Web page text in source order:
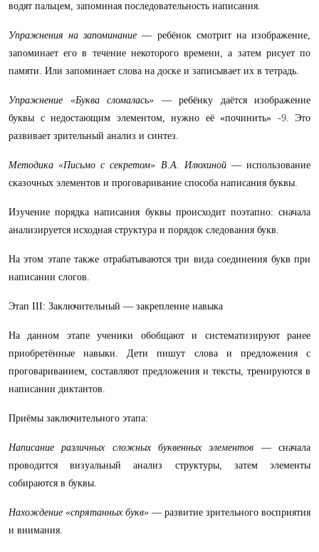
водят пальцем, запоминая последовательность написания.
Упражнения на запоминание — ребёнок смотрит на изображение,
запоминает его в течение некоторого времени, а затем рисует по
памяти. Или запоминает слова на доске и записывает их в тетрадь.
Упражнение «Буква сломалась» — ребёнку даётся изображение
буквы с недостающим элементом, нужно её «починить» -9. Это
развивает зрительный анализ и синтез.
Методика «Письмо с секретом» В.А. Илюхиной— использование
сказочных элементов и проговаривание способа написания буквы.
Изучение порядка написания буквы происходит поэтапно: сначала
анализируется исходная структура и порядок следования букв.
На этом этапе также отрабатываются три вида соединения букв при
написании слогов.
Этап III: Заключительный — закрепление навыка
На данном этапе ученики обобщают и систематизируют ранее
приобретённые навыки. Дети пишут слова и предложения с
проговариванием, составляют предложения и тексты, тренируются в
написании диктантов.
Приёмы заключительного этапа:
Написание различных сложных буквенных элементов — сначала
проводится визуальный анализ структуры, затем элементы
собираются в буквы.
Нахождение «спрятанных букв» — развитие зрительного восприятия
и внимания.